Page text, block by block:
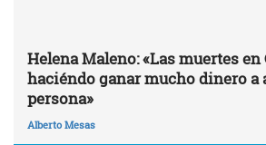
Helena Maleno: «Las muertes en
haciéndo ganar mucho dinero a
persona»
Alberto Mesas